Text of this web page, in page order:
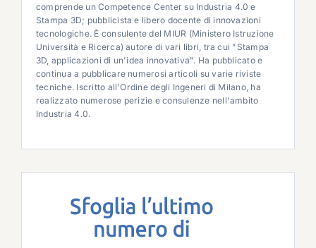
comprende un Competence Center su Industria 4.0 e
Stampa 3D; pubblicista e libero docente di innovazioni
tecnologiche. È consulente del MIUR (Ministero Istruzione
Università e Ricerca) autore di vari libri, tra cui "Stampa
3D, applicazioni di un'idea innovativa". Ha pubblicato e
continua a pubblicare numerosi articoli su varie riviste
tecniche. Iscritto all'Ordine degli Ingeneri di Milano, ha
realizzato numerose perizie e consulenze nell'ambito
Industria 4.0.